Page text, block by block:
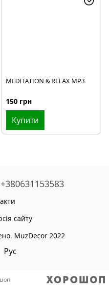
MEDITATION & RELAX MP3
150 грн
Купити
+380631153583
сайту
MuzDecor 2022
Рус